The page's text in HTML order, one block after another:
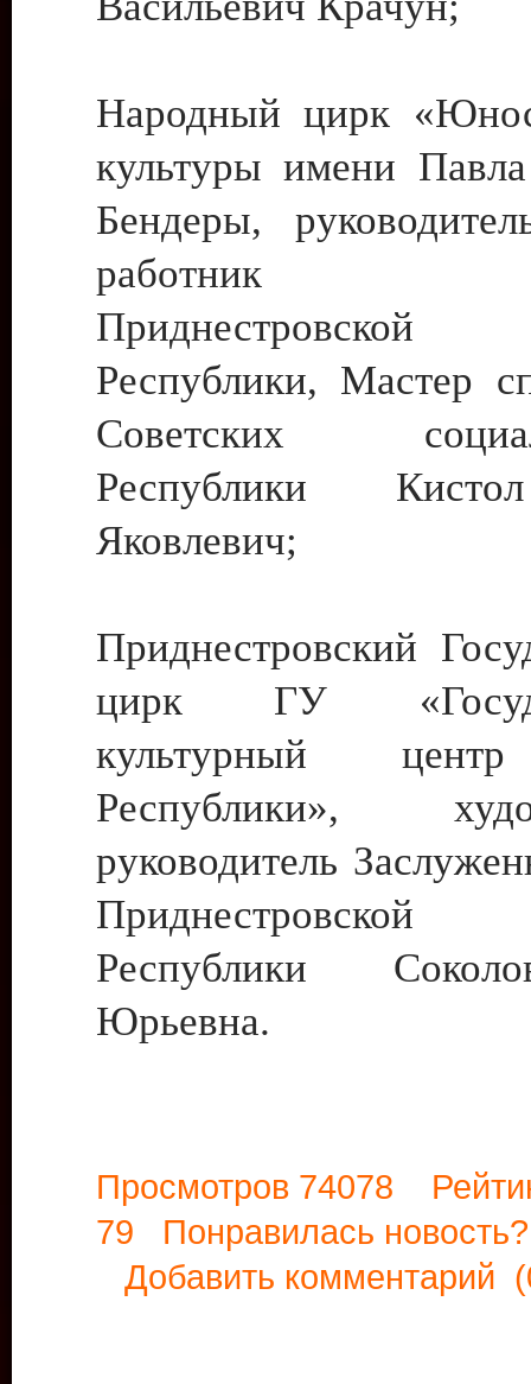
Народный цирк
культуры имени
Бендеры,
работник
Приднестровской
Республики, Мастер
Советских
Республики
Яковлевич;
Приднестровский
цирк ГУ
культурный
Республики»,
руководитель
Приднестровской
Республики
Юрьевна.
Просмотров 74078
79 Понравилась
Добавить комментарий